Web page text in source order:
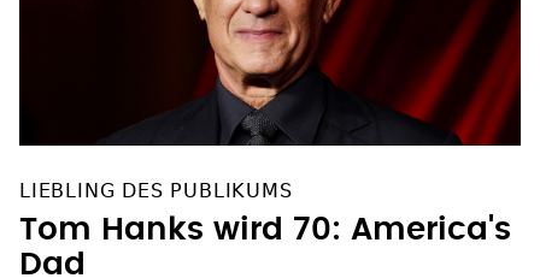
LIEBLING DES PUBLIKUMS
Tom Hanks wird 70: America's
Dad